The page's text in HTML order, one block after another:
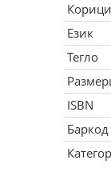
Корици
Език
Тегло
ISBN
Баркод